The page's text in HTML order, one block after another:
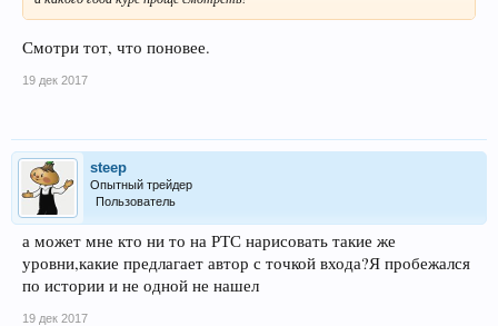
Смотри тот, что поновее.
19 дек 2017
steep
Опытный трейдер
Пользователь
а может мне кто ни то на РТС нарисовать такие же
уровни,какие предлагает автор с точкой входа?Я пробежался
по истории и не одной не нашел
19 дек 2017